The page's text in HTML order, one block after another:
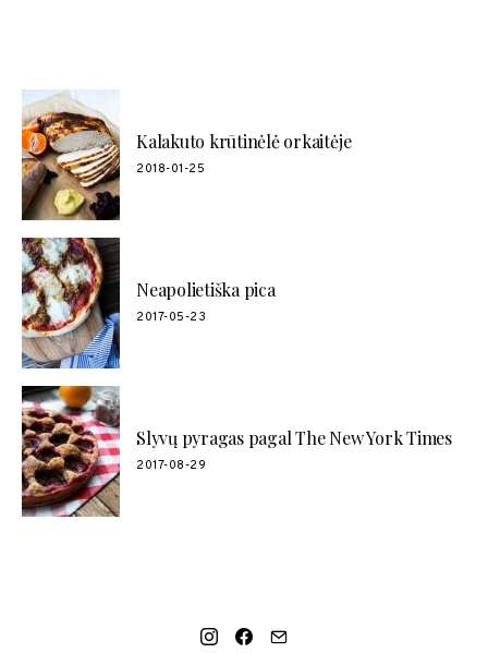
Kalakuto krūtinėlė orkaitėje
2018-01-25
Neapolietiška pica
2017-05-23
Slyvų pyragas pagal The New York Times
2017-08-29